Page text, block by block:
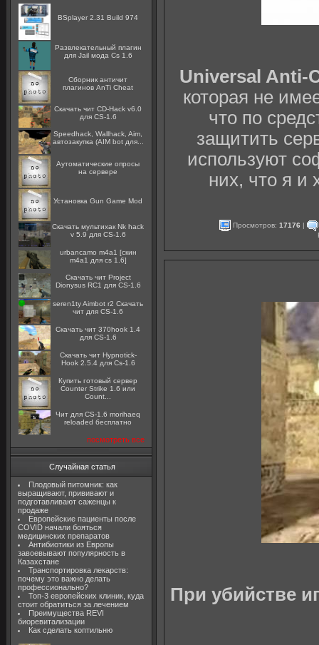
BSplayer 2.31 Build 974
Развлекательный плагин
для Jail мода Cs 1.6
Сборник античит
плагинов AnTi Cheat
Скачать чит CD-Hack v6.0
для CS-1.6
Speedhack, Wallhack, Aim,
автозакупка (AIM bot для...
Аутоматические опросы
на сервере
Установка Gun Game Mod
Скачать мультихак Nk hack
v 5.9 для CS-1.6
urbancamo m4a1 [скин
m4a1 для cs 1.6]
Скачать чит Project
Dionysus RC1 для CS-1.6
seren1ty Aimbot r2 Скачать
чит для CS-1.6
Скачать чит 370hook 1.4
для CS-1.6
Скачать чит Hypnotick-
Hook 2.5.4 для Cs-1.6
Купить готовый сервер
Counter Strike 1.6 или
Count...
Чит для CS-1.6 morihaeq
reloaded бесплатно
посмотреть все
Случайная статья
Плодовый питомник: как
выращивают, прививают и
подготавливают саженцы к
продаже
Европейские пациенты после
COVID начали бояться
медицинских препаратов
Антибиотики из Европы
завоевывают популярность в
Казахстане
Транспортировка лекарств:
почему это важно делать
профессионально?
Топ-3 европейских клиник, куда
стоит обратиться за лечением
Преимущества REVI
биоревитализации
Как сделать коптильню
Universal Anti-
которая не
что по
защитить
используют
них, что я и
Просмотров: 17176 |
При убийстве